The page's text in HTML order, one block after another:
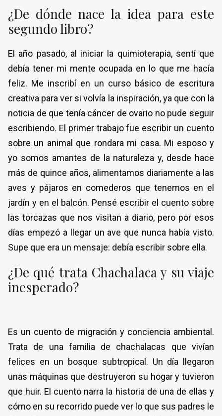
¿De dónde nace la idea para este
segundo libro?
El año pasado, al iniciar la quimioterapia, sentí que
debía tener mi mente ocupada en lo que me hacía
feliz. Me inscribí en un curso básico de escritura
creativa para ver si volvía la inspiración, ya que con la
noticia de que tenía cáncer de ovario no pude seguir
escribiendo. El primer trabajo fue escribir un cuento
sobre un animal que rondara mi casa. Mi esposo y
yo somos amantes de la naturaleza y, desde hace
más de quince años, alimentamos diariamente a las
aves y pájaros en comederos que tenemos en el
jardín y en el balcón. Pensé escribir el cuento sobre
las torcazas que nos visitan a diario, pero por esos
días empezó a llegar un ave que nunca había visto.
Supe que era un mensaje: debía escribir sobre ella.
¿De qué trata Chachalaca y su viaje
inesperado?
Es un cuento de migración y conciencia ambiental.
Trata de una familia de chachalacas que vivían
felices en un bosque subtropical. Un día llegaron
unas máquinas que destruyeron su hogar y tuvieron
que huir. El cuento narra la historia de una de ellas y
cómo en su recorrido puede ver lo que sus padres le